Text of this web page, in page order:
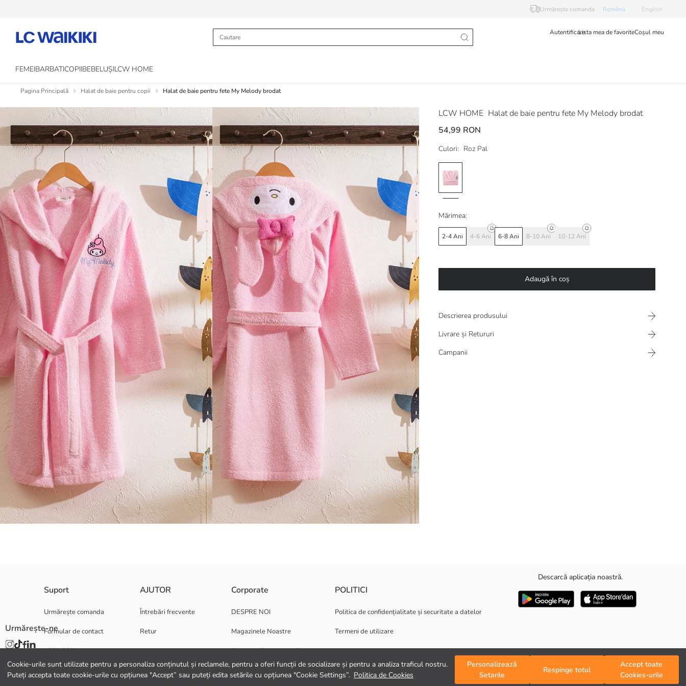
Cookie-urile sunt utilizate pentru a personaliza conținutul și reclamele, pentru a oferi funcții de socializare și pentru a analiza traficul nostru.
Puteți accepta toate cookie-urile cu opțiunea "Accept” sau puteți edita setările cu opțiunea "Cookie Settings”. Politica de Cookies
Personalizează
Setarile
Respinge totul
Accept toate
Cookies-urile
Urmărește comanda Românã English
AutentificareLista mea de favoriteCoșul meu
FEMEIBARBATICOPIIBEBELUȘILCW HOME
Pagina Principală Halat de baie pentru copii Halat de baie pentru fete My Melody brodat
LCW HOME Halat de baie pentru fete My Melody brodat
54,99 RON
Culori: Roz Pal
Mărimea:
2-4 Ani 4-6 Ani 6-8 Ani 8-10 Ani 10-12 Ani
Adaugă în coș
Descrierea produsului
Livrare și Retururi
Campanii
Țară de origine:
Marcă:
Gen:
Guler:
Licență:
Suport
Urmărește comanda
Formular de contact
0372 786 111
AJUTOR
Întrebări frecvente
Retur
Corporate
DESPRE NOI
Magazinele Noastre
Oportunități de carieră
Suport corporativ
POLITICI
Politica de confidențialitate și securitate a datelor
Termeni de utilizare
Descarcă aplicația noastră.
Urmărește-ne